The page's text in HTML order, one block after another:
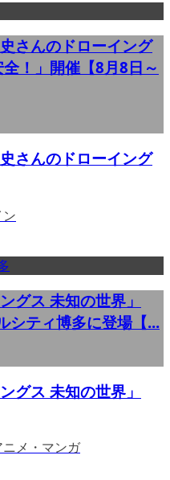
さんのドローイング
！」開催【8月8日～
さんのドローイング
グス 未知の世界」
シティ博多に登場【...
グス 未知の世界」
メ・マンガ